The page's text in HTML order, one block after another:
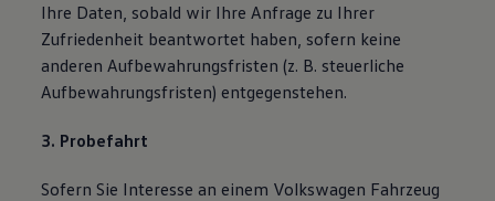
Ihre Daten, sobald wir Ihre Anfrage zu Ihrer
Zufriedenheit beantwortet haben, sofern keine
anderen Aufbewahrungsfristen (z. B. steuerliche
Aufbewahrungsfristen) entgegenstehen.
3. Probefahrt
Sofern Sie Interesse an einem Volkswagen Fahrzeug